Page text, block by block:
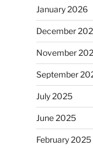
January 2026
December
November
September
July 2025
June 2025
February 2025